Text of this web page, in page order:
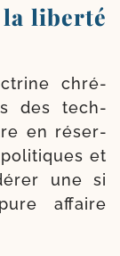
liberté
chré­
des tech­
en réser­
et
une si
affaire